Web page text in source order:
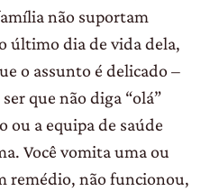
não suportam
último dia de vida dela,
o assunto é delicado –
que não diga “olá”
ou a equipa de saúde
Você vomita uma ou
remédio, não funcionou,